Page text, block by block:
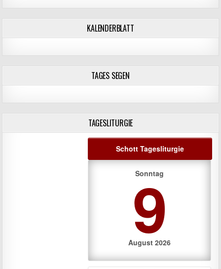
KALENDERBLATT
TAGES SEGEN
TAGESLITURGIE
Schott Tagesliturgie
Sonntag
9
August 2026